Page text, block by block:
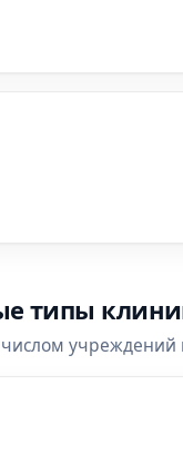
типы
учреждений